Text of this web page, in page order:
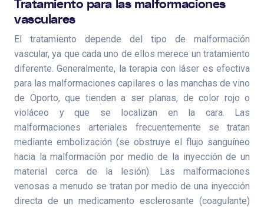
Tratamiento para las malformaciones
vasculares
El tratamiento depende del tipo de malformación
vascular, ya que cada uno de ellos merece un tratamiento
diferente. Generalmente, la terapia con láser es efectiva
para las malformaciones capilares o las manchas de vino
de Oporto, que tienden a ser planas, de color rojo o
violáceo y que se localizan en la cara. Las
malformaciones arteriales frecuentemente se tratan
mediante embolización (se obstruye el flujo sanguíneo
hacia la malformación por medio de la inyección de un
material cerca de la lesión). Las malformaciones
venosas a menudo se tratan por medio de una inyección
directa de un medicamento esclerosante (coagulante)